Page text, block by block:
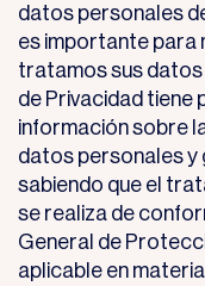
datos personales
es importante para
tratamos sus
de Privacidad
información sobre
datos personales y
sabiendo que el
se realiza de
General de
aplicable en